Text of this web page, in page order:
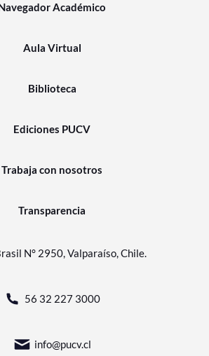
Académico
Aula Virtual
Biblioteca
Ediciones PUCV
Trabaja con nosotros
Transparencia
N° 2950, Valparaíso, Chile.
56 32 227 3000
info@pucv.cl